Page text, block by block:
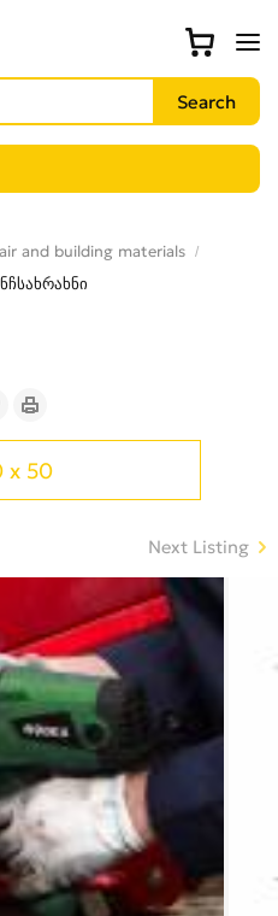
and building materials
x 50
Next Listing